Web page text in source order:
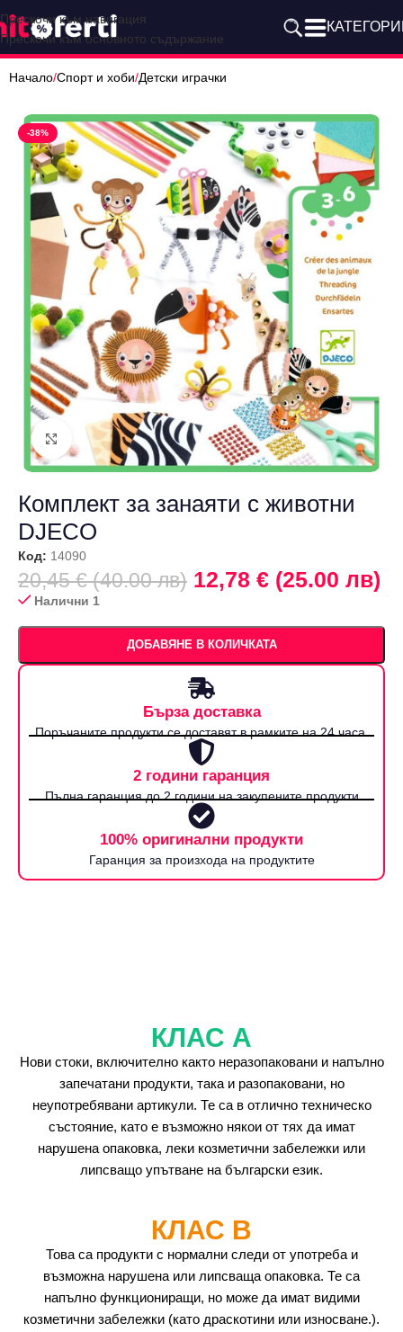
Прескочи към навигация
Прескочи към основното съдържание
Начало/Спорт и хоби/Детски играчки
-38%
Щракнете за уголемяване
Комплект за занаяти с животни
DJECO
Код: 14090
20,45 € (40.00 лв) 12,78 € (25.00 лв)
Налични 1
ДОБАВЯНЕ В КОЛИЧКАТА
Бърза доставка
Поръчаните продукти се доставят в рамките на 24 часа.
2 години гаранция
Пълна гаранция до 2 години на закупените продукти
100% оригинални продукти
Гаранция за произхода на продуктите
КЛАС А
Нови стоки, включително както неразопаковани и напълно
запечатани продукти, така и разопаковани, но
неупотребявани артикули. Те са в отлично техническо
състояние, като е възможно някои от тях да имат
нарушена опаковка, леки козметични забележки или
липсващо упътване на български език.
КЛАС B
Това са продукти с нормални следи от употреба и
възможна нарушена или липсваща опаковка. Те са
напълно функциониращи, но може да имат видими
козметични забележки (като драскотини или износване.).